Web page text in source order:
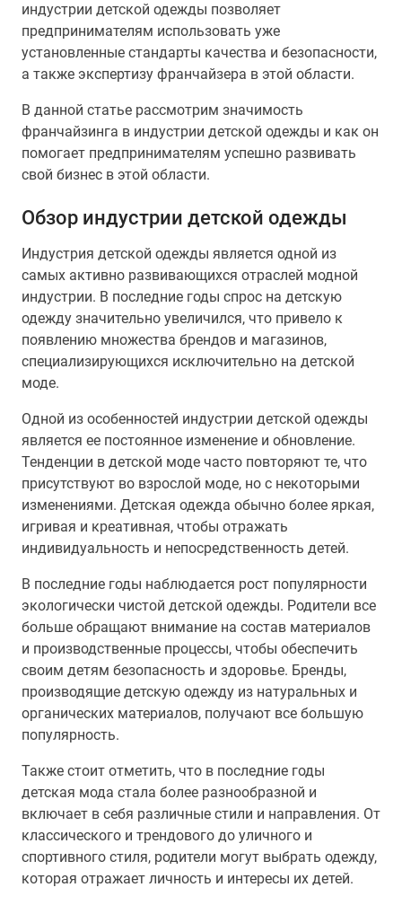
индустрии детской одежды позволяет
предпринимателям использовать уже
установленные стандарты качества и безопасности,
а также экспертизу франчайзера в этой области.
В данной статье рассмотрим значимость
франчайзинга в индустрии детской одежды и как он
помогает предпринимателям успешно развивать
свой бизнес в этой области.
Обзор индустрии детской одежды
Индустрия детской одежды является одной из
самых активно развивающихся отраслей модной
индустрии. В последние годы спрос на детскую
одежду значительно увеличился, что привело к
появлению множества брендов и магазинов,
специализирующихся исключительно на детской
моде.
Одной из особенностей индустрии детской одежды
является ее постоянное изменение и обновление.
Тенденции в детской моде часто повторяют те, что
присутствуют во взрослой моде, но с некоторыми
изменениями. Детская одежда обычно более яркая,
игривая и креативная, чтобы отражать
индивидуальность и непосредственность детей.
В последние годы наблюдается рост популярности
экологически чистой детской одежды. Родители все
больше обращают внимание на состав материалов
и производственные процессы, чтобы обеспечить
своим детям безопасность и здоровье. Бренды,
производящие детскую одежду из натуральных и
органических материалов, получают все большую
популярность.
Также стоит отметить, что в последние годы
детская мода стала более разнообразной и
включает в себя различные стили и направления. От
классического и трендового до уличного и
спортивного стиля, родители могут выбрать одежду,
которая отражает личность и интересы их детей.